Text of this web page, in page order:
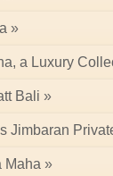
a Luxury
Bali
Jimbaran
Maha